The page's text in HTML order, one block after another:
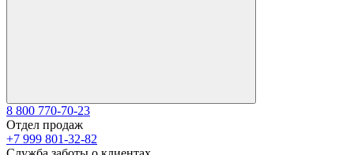
8 800 770-70-23
Отдел продаж
+7 999 801-32-82